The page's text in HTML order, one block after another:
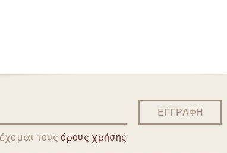
τουςόρους χρήσης
ΕΓΓΡΑΦΗ